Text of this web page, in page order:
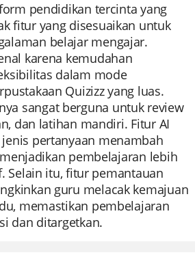
pendidikan tercinta yang
fitur yang disesuaikan untuk
belajar mengajar.
karena kemudahan
dalam mode
Quizizz yang luas.
sangat berguna untuk review
dan latihan mandiri. Fitur AI
pertanyaan menambah
pembelajaran lebih
Selain itu, fitur pemantauan
guru melacak kemajuan
memastikan pembelajaran
dan ditargetkan.